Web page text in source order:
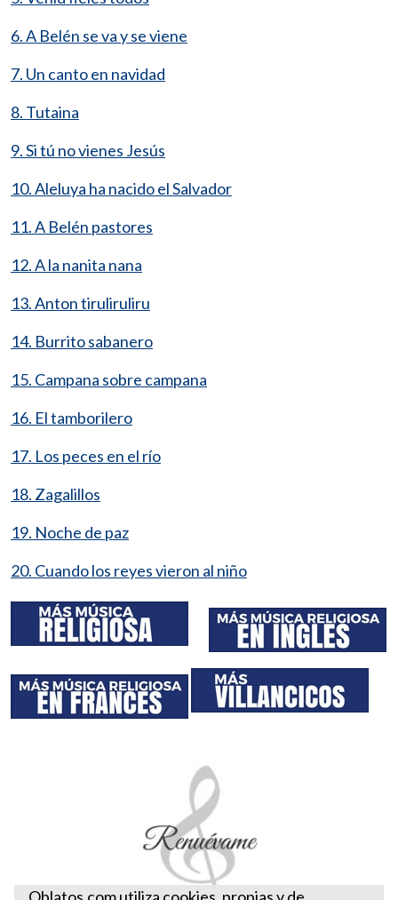
6. A Belén se va y se viene
7. Un canto en navidad
8. Tutaina
9. Si tú no vienes Jesús
10. Aleluya ha nacido el Salvador
11. A Belén pastores
12. A la nanita nana
13. Anton tiruliruliru
14. Burrito sabanero
15. Campana sobre campana
16. El tamborilero
17. Los peces en el río
18. Zagalillos
19. Noche de paz
20. Cuando los reyes vieron al niño